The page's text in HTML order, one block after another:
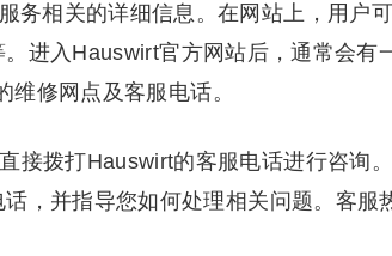
务相关的详细信息。在网站上，用户可
进入Hauswirt官方网站后，通常会有
维修网点及客服电话。
接拨打Hauswirt的客服电话进行咨询。
，并指导您如何处理相关问题。客服